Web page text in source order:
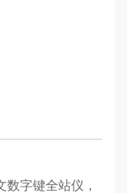
字键全站仪，